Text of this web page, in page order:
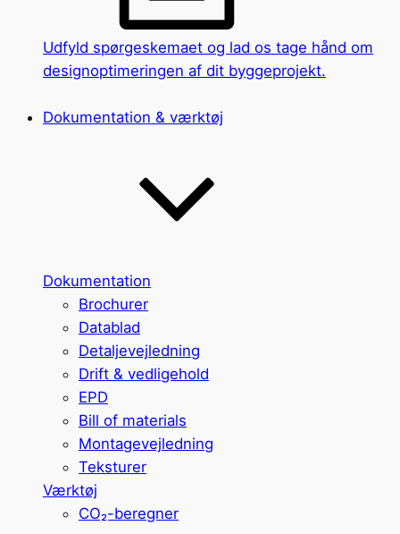
Udfyld spørgeskemaet og lad os tage hånd om
designoptimeringen af dit byggeprojekt.
Dokumentation & værktøj
Dokumentation
Brochurer
Datablad
Detaljevejledning
Drift & vedligehold
EPD
Bill of materials
Montagevejledning
Teksturer
Værktøj
CO₂-beregner